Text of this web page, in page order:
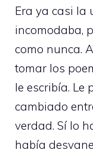
Era ya casi la
incomodaba,
como nunca.
tomar los
le escribía. Le
cambiado
verdad. Sí lo
había